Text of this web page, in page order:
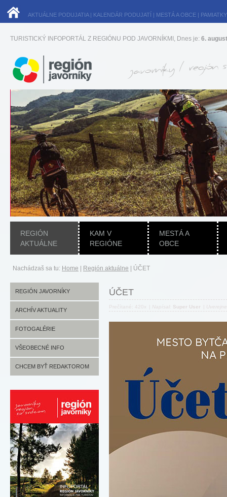
AKTUÁLNE PODUJATIA| KALENDÁR PODUJATÍ | MESTÁ A OBCE | PAMIATKY
TURISTICKÝ INFOPORTÁL Z REGIÓNU POD JAVORNÍKMI, Dnes je: 6.
REGIÓN
AKTUÁLNE
KAM V
REGIÓNE
MESTÁ A
OBCE
Nachádzaš sa tu: Home Región aktuálne ÚČET
REGIÓN JAVORNÍKY
ARCHÍV AKTUALITY
FOTOGALÉRIE
VŠEOBECNÉ INFO
CHCEM BYŤ REDAKTOROM
ÚČET
Prečítané: 420x Napísal: Super User